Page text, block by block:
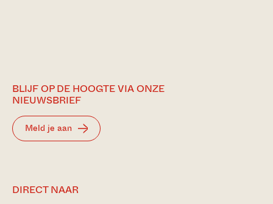
BLIJF OP DE HOOGTE VIA ONZE
NIEUWSBRIEF
Meld je aan
DIRECT NAAR